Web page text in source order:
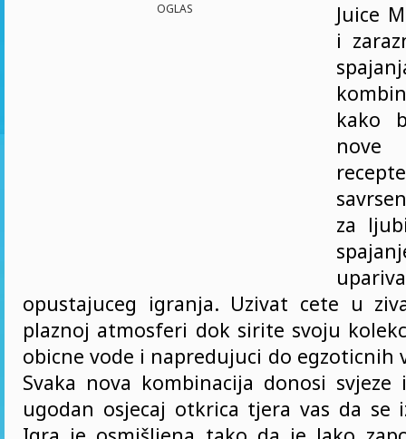
OGLAS
Juice
i
kako
za
opustajuceg igranja. Uzivat cete u
plaznoj atmosferi dok sirite svoju
obicne vode i napredujuci do egzoticnih
Svaka nova kombinacija donosi svjeze
ugodan osjecaj otkrica tjera vas da se